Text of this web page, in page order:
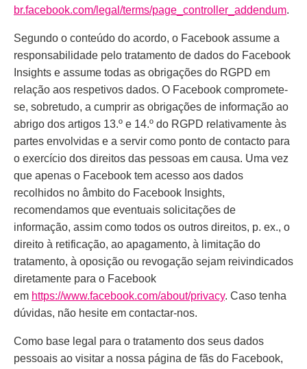
br.facebook.com/legal/terms/page_controller_addendum.
Segundo o conteúdo do acordo, o Facebook assume a
responsabilidade pelo tratamento de dados do Facebook
Insights e assume todas as obrigações do RGPD em
relação aos respetivos dados. O Facebook compromete-
se, sobretudo, a cumprir as obrigações de informação ao
abrigo dos artigos 13.º e 14.º do RGPD relativamente às
partes envolvidas e a servir como ponto de contacto para
o exercício dos direitos das pessoas em causa. Uma vez
que apenas o Facebook tem acesso aos dados
recolhidos no âmbito do Facebook Insights,
recomendamos que eventuais solicitações de
informação, assim como todos os outros direitos, p. ex., o
direito à retificação, ao apagamento, à limitação do
tratamento, à oposição ou revogação sejam reivindicados
diretamente para o Facebook
em https://www.facebook.com/about/privacy. Caso tenha
dúvidas, não hesite em contactar-nos.
Como base legal para o tratamento dos seus dados
pessoais ao visitar a nossa página de fãs do Facebook,